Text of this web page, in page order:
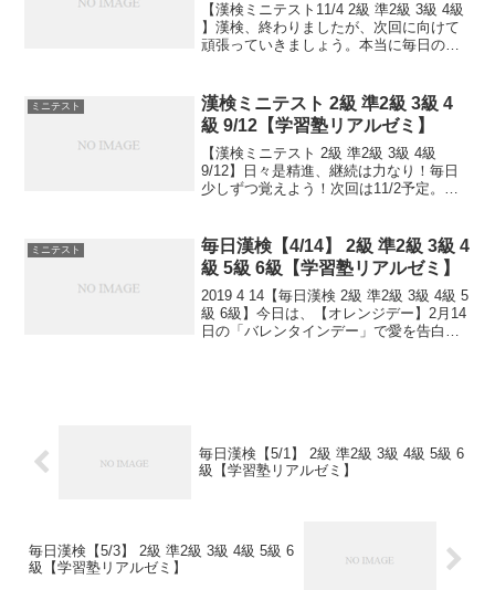
【漢検ミニテスト11/4 2級 準2級 3級 4級
】漢検、終わりましたが、次回に向けて
頑張っていきましょう。本当に毎日の積
里の道も一歩から。日々是精進、継続は
力なり！...
ミニテスト
漢検ミニテスト 2級 準2級 3級 4
級 9/12【学習塾リアルゼミ】
【漢検ミニテスト 2級 準2級 3級 4級
9/12】日々是精進、継続は力なり！毎日
少しずつ覚えよう！次回は11/2予定。受
ミニテスト
毎日漢検【4/14】 2級 準2級 3級 4
級 5級 6級【学習塾リアルゼミ】
2019 4 14【毎日漢検 2級 準2級 3級 4級 5
級 6級】今日は、【オレンジデー】2月14
日の「バレンタインデー」で愛を告白
毎日漢検【5/1】 2級 準2級 3級 4級 5級 6
級【学習塾リアルゼミ】
毎日漢検【5/3】 2級 準2級 3級 4級 5級 6
級【学習塾リアルゼミ】